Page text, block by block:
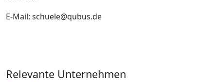
E-Mail: schuele@qubus.de
Relevante Unternehmen